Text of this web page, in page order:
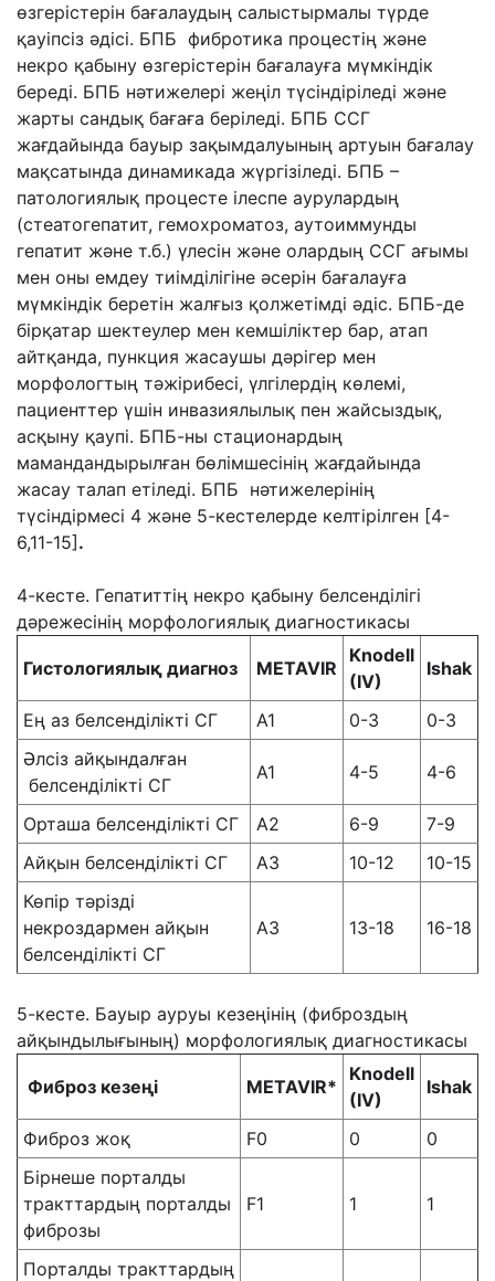
өзгерістерін бағалаудың салыстырмалы түрде
қауіпсіз әдісі. БПБ фибротика процестің және
некро қабыну өзгерістерін бағалауға мүмкіндік
береді. БПБ нәтижелері жеңіл түсіндіріледі және
жарты сандық бағаға беріледі. БПБ ССГ
жағдайында бауыр зақымдалуының артуын бағалау
мақсатында динамикада жүргізіледі. БПБ –
патологиялық процесте ілеспе аурулардың
(стеатогепатит, гемохроматоз, аутоиммунды
гепатит және т.б.) үлесін және олардың ССГ ағымы
мен оны емдеу тиімділігіне әсерін бағалауға
мүмкіндік беретін жалғыз қолжетімді әдіс. БПБ-де
бірқатар шектеулер мен кемшіліктер бар, атап
айтқанда, пункция жасаушы дәрігер мен
морфологтың тәжірибесі, үлгілердің көлемі,
пациенттер үшін инвазиялылық пен жайсыздық,
асқыну қаупі. БПБ-ны стационардың
мамандандырылған бөлімшесінің жағдайында
жасау талап етіледі. БПБ нәтижелерінің
түсіндірмесі 4 және 5-кестелерде келтірілген [4-
6,11-15] .
4-кесте. Гепатиттің некро қабыну белсенділігі
дәрежесінің морфологиялық диагностикасы
Гистологиялық диагноз METAVIR
Knodell
(IV)
Ishak
Ең аз белсенділікті СГ А1 0-3
0-3
Әлсіз айқындалған
белсенділікті СГ
А1 4-5 4-6
Орташа белсенділікті СГ А2 6-9
7-9
Айқын белсенділікті СГ
А3 10-12
10-15
Көпір тәрізді
некроздармен айқын
белсенділікті СГ
А3 13-18 16-18
5-кесте. Бауыр ауруы кезеңінің (фиброздың
айқындылығының) морфологиялық диагностикасы
Фиброз кезеңі METAVIR*
Knodell
(IV)
Ishak
Фиброз жоқ F0 0
0
Бірнеше порталды
тракттардың порталды
фиброзы
F1 1 1
Порталды тракттардың